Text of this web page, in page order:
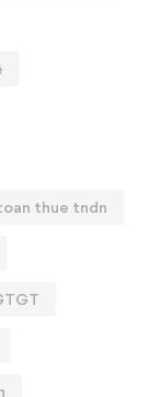
thue tndn